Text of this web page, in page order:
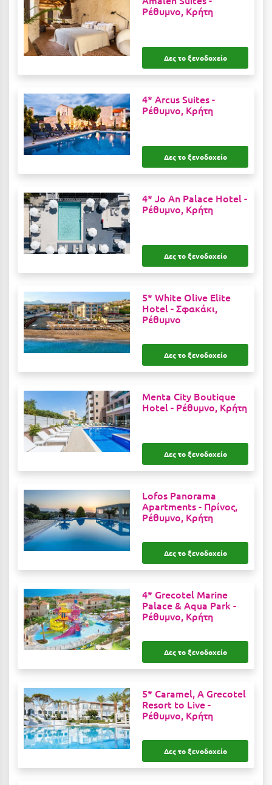
Κάρπαθος
Καρπενήσι
Κάσος
Κασσάνδρα
Καστοριά
Κερατέα
Κέρκυρα
Κεφαλονιά
Κοκκώνι Κορινθίας
Κομοτηνή
Κόνιτσα
Κόρινθος
Κορώνη
Κουρούτα Ηλείας
Κουφονήσια
Κύθηρα
Κυλλήνη
Κύπρος
Κως
Λακόπετρα Αχαΐας
Λακωνία
Λασίθι
Λεπτοκαρυά
Ρέθυμνο, Κρήτη
Δες το ξενοδοχείο
4* Arcus Suites -
Ρέθυμνο, Κρήτη
Δες το ξενοδοχείο
4* Jo An Palace Hotel -
Ρέθυμνο, Κρήτη
Δες το ξενοδοχείο
5* White Olive Elite
Hotel -Σφακάκι,
Ρέθυμνο
Δες το ξενοδοχείο
Menta City Boutique
Hotel - Ρέθυμνο, Κρήτη
Δες το ξενοδοχείο
Lofos Panorama
Apartments - Πρίνος,
Ρέθυμνο, Κρήτη
Δες το ξενοδοχείο
4* Grecotel Marine
Palace & Aqua Park -
Ρέθυμνο, Κρήτη
Δες το ξενοδοχείο
5* Caramel, A Grecotel
Resort to Live -
Ρέθυμνο, Κρήτη
Δες το ξενοδοχείο